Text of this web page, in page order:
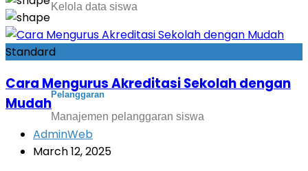
Kelola data siswa
Pelanggaran
Manajemen pelanggaran siswa
Standard
Cara Mengurus Akreditasi Sekolah dengan
Mudah
AdminWeb
March 12, 2025